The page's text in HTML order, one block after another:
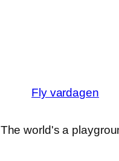
Fly vardagen
The world's a